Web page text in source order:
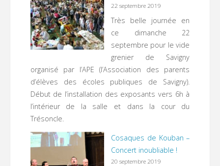
22 septembre 2019
Très belle journée en
ce dimanche 22
septembre pour le vide
grenier de Savigny
organisé par l’APE (l’Association des parents
d’élèves des écoles publiques de Savigny).
Début de l’installation des exposants vers 6h à
l’intérieur de la salle et dans la cour du
Trésoncle.
Cosaques de Kouban –
Concert inoubliable !
20 septembre 2019